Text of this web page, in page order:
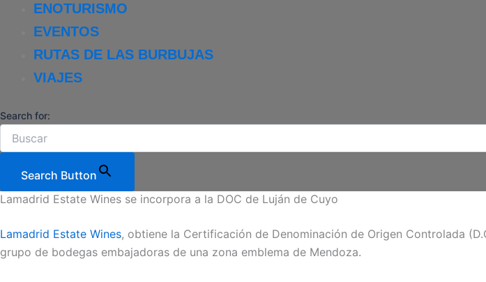
ENOTURISMO
EVENTOS
RUTAS DE LAS BURBUJAS
VIAJES
Search for:
Search Button
Lamadrid Estate Wines se incorpora a la DOC de Luján de Cuyo
Lamadrid Estate Wines, obtiene la Certificación de Denominación de Origen Controlada
grupo de bodegas embajadoras de una zona emblema de Mendoza.